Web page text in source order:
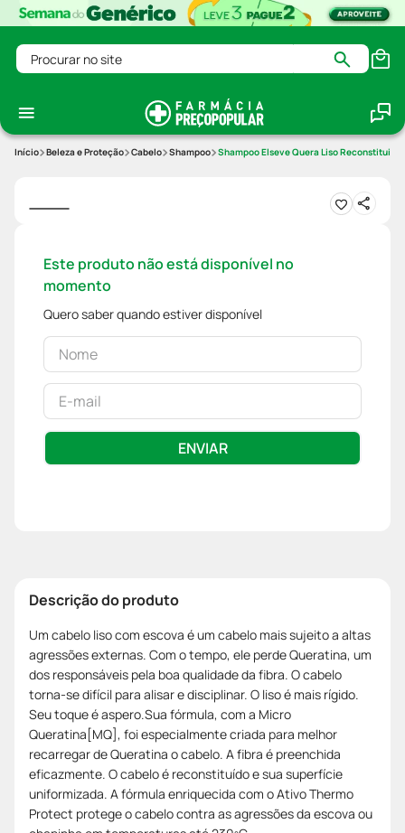
Procurar no site
Beleza e Proteção Cabelo Shampoo Shampoo Elseve Quera Liso
Este produto não está disponível no
momento
Quero saber quando estiver disponível
ENVIAR
Descrição do produto
Um cabelo liso com escova é um cabelo mais sujeito a altas
agressões externas. Com o tempo, ele perde Queratina, um
dos responsáveis pela boa qualidade da fibra. O cabelo
torna-se difícil para alisar e disciplinar. O liso é mais rígido.
Seu toque é aspero.Sua fórmula, com a Micro
Queratina[MQ], foi especialmente criada para melhor
recarregar de Queratina o cabelo. A fibra é preenchida
eficazmente. O cabelo é reconstituído e sua superfície
uniformizada. A fórmula enriquecida com o Ativo Thermo
Protect protege o cabelo contra as agressões da escova ou